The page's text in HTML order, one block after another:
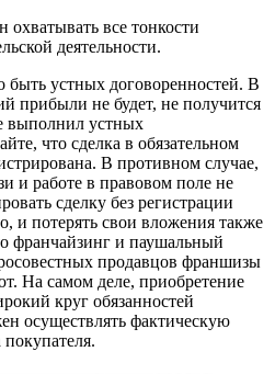
все тонкости
деятельности.
устных договоренностей. В
прибыли не будет, не получится
выполнил устных
что сделка в обязательном
В противном случае,
и работе в правовом поле не
сделку без регистрации
и потерять свои вложения также
франчайзинг и паушальный
продавцов франшизы
На самом деле, приобретение
круг обязанностей
осуществлять фактическую